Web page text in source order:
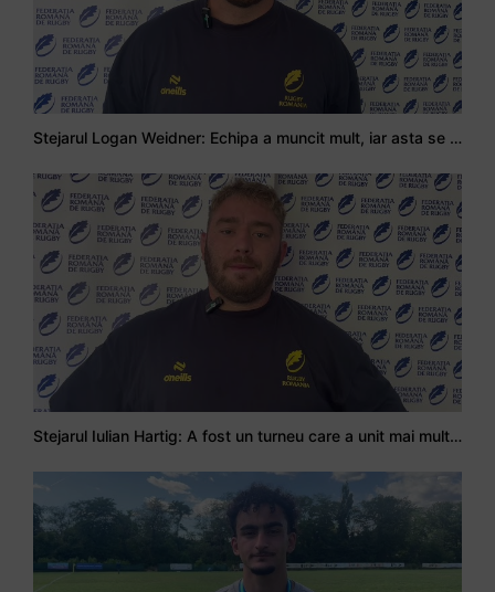
Stejarul Logan Weidner: Echipa a muncit mult, iar asta se va vedea în meciurile de la Nations Cup
Stejarul Iulian Hartig: A fost un turneu care a unit mai mult echipa